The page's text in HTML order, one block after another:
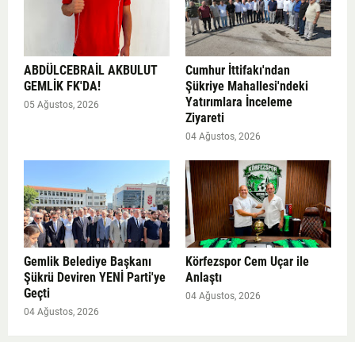
ABDÜLCEBRAİL AKBULUT
GEMLİK FK'DA!
05 Ağustos, 2026
Cumhur İttifakı'ndan
Şükriye Mahallesi'ndeki
Yatırımlara İnceleme
Ziyareti
04 Ağustos, 2026
Gemlik Belediye Başkanı
Şükrü Deviren YENİ Parti'ye
Geçti
04 Ağustos, 2026
Körfezspor Cem Uçar ile
Anlaştı
04 Ağustos, 2026